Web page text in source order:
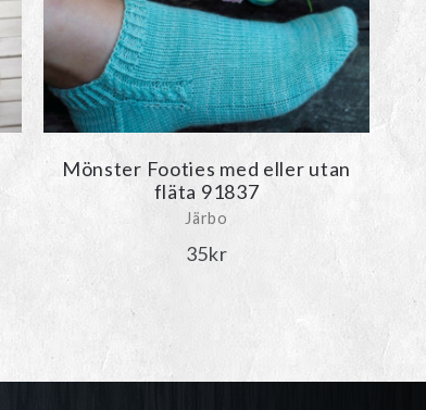
Mönster Footies med eller utan
fläta 91837
Järbo
35kr